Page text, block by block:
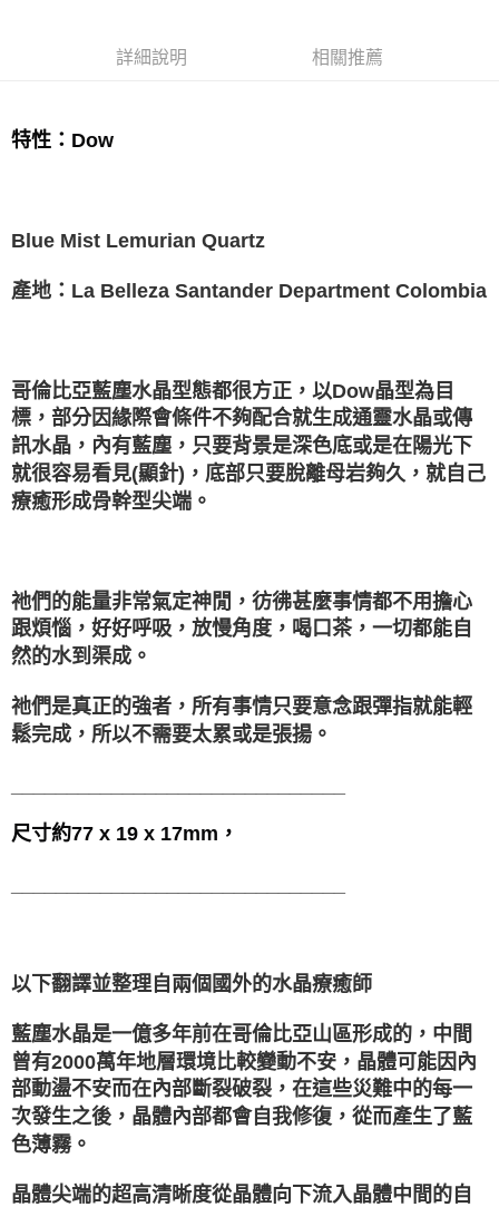
賣家宅配幫您送（台灣）
免運費
詳細說明 相關推薦
特性：Dow
Blue Mist Lemurian Quartz
產地：La Belleza Santander Department Colombia
哥倫比亞藍塵水晶型態都很方正，以Dow晶型為目
標，部分因緣際會條件不夠配合就生成通靈水晶或傳
訊水晶，內有藍塵，只要背景是深色底或是在陽光下
就很容易看見(顯針)，底部只要脫離母岩夠久，就自己
療癒形成骨幹型尖端。
祂們的能量非常氣定神閒，彷彿甚麼事情都不用擔心
跟煩惱，好好呼吸，放慢角度，喝口茶，一切都能自
然的水到渠成。
祂們是真正的強者，所有事情只要意念跟彈指就能輕
鬆完成，所以不需要太累或是張揚。
尺寸約77 x 19 x 17mm，
以下翻譯並整理自兩個國外的水晶療癒師
藍塵水晶是一億多年前在哥倫比亞山區形成的，中間
曾有2000萬年地層環境比較變動不安，晶體可能因內
部動盪不安而在內部斷裂破裂，在這些災難中的每一
次發生之後，晶體內部都會自我修復，從而產生了藍
色薄霧。
晶體尖端的超高清晰度從晶體向下流入晶體中間的自